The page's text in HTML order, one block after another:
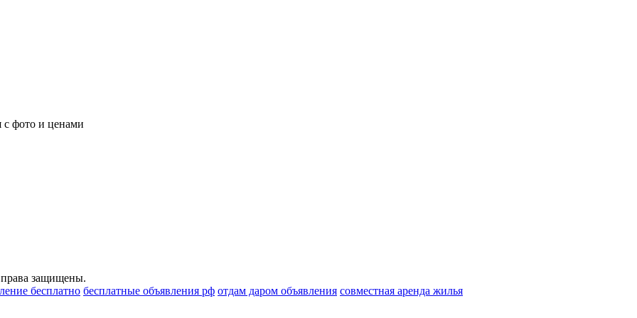
с фото и ценами
защищены.
бесплатно бесплатные объявления рф отдам даром объявления совместная аренда жилья